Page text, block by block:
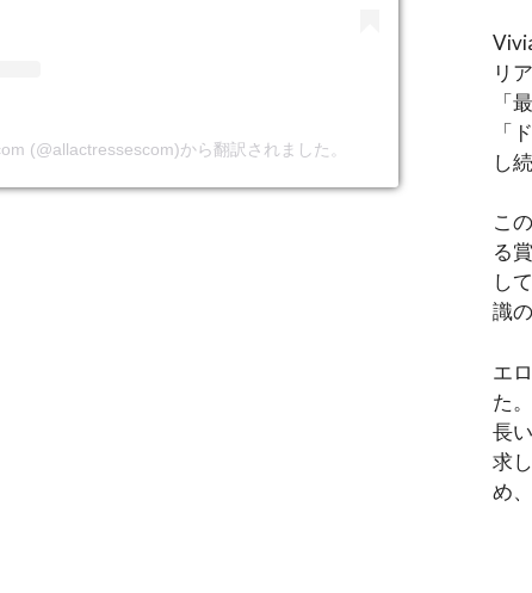
(@allactressescom)から翻訳されました。
リ
「
「
し
こ
る
し
識
エ
た
長
求
め